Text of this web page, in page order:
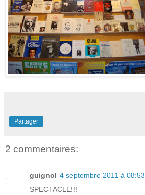
Partager
2 commentaires:
guignol 4 septembre 2011 à 08:53
SPECTACLE!!!